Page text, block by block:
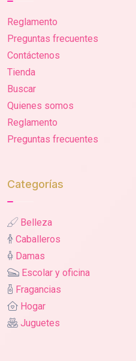
Reglamento
Preguntas frecuentes
Contáctenos
Tienda
Buscar
Quienes somos
Reglamento
Preguntas frecuentes
Categorías
Belleza
Caballeros
Damas
Escolar y oficina
Fragancias
Hogar
Juguetes